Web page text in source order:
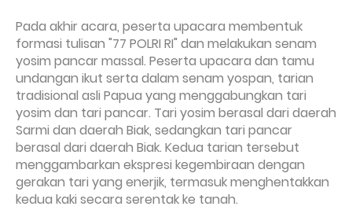
Pada akhir acara, peserta upacara membentuk
formasi tulisan "77 POLRI RI" dan melakukan senam
yosim pancar massal. Peserta upacara dan tamu
undangan ikut serta dalam senam yospan, tarian
tradisional asli Papua yang menggabungkan tari
yosim dan tari pancar. Tari yosim berasal dari daerah
Sarmi dan daerah Biak, sedangkan tari pancar
berasal dari daerah Biak. Kedua tarian tersebut
menggambarkan ekspresi kegembiraan dengan
gerakan tari yang enerjik, termasuk menghentakkan
kedua kaki secara serentak ke tanah.